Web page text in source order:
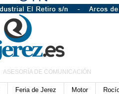
ASESORÍA DE COMUNICACIÓN
Feria de Jerez Motor